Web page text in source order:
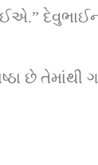
છે તેમાંથી